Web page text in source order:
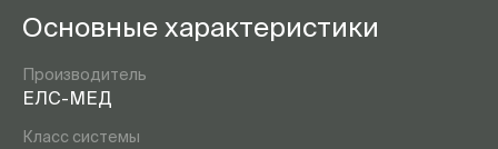
Основные характеристики
Производитель
ЕЛС-МЕД
Класс системы